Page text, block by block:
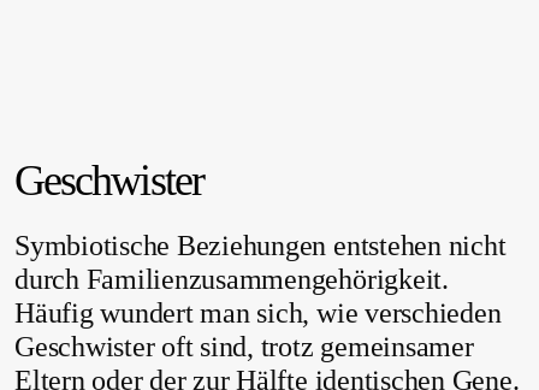
Geschwister
Symbiotische Beziehungen entstehen nicht
durch Familienzusammengehörigkeit.
Häufig wundert man sich, wie verschieden
Geschwister oft sind, trotz gemeinsamer
Eltern oder der zur Hälfte identischen Gene.